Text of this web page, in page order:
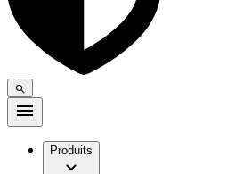
Produits